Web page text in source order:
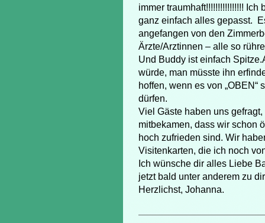
immer traumhaft!!!!!!!!!!!!!!!!
ganz einfach alles gepasst.
angefangen von den
Ärzte/Arztinnen – alle so
Und Buddy ist einfach
würde, man müsste ihn
hoffen, wenn es von
dürfen.
Viel Gäste haben uns
mitbekamen, dass wir schon
hoch zufrieden sind. Wir
Visitenkarten, die ich noch
Ich wünsche dir alles Liebe
jetzt bald unter anderem zu
Herzlichst, Johanna.